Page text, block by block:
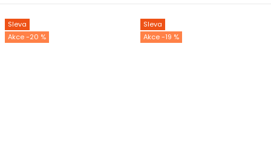
Sleva
-20 %
Sleva
-19 %